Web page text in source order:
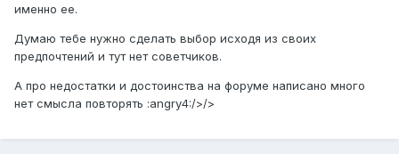
именно ее.
Думаю тебе нужно сделать выбор исходя из своих
предпочтений и тут нет советчиков.
А про недостатки и достоинства на форуме написано много
нет смысла повторять :angry4:/>/>